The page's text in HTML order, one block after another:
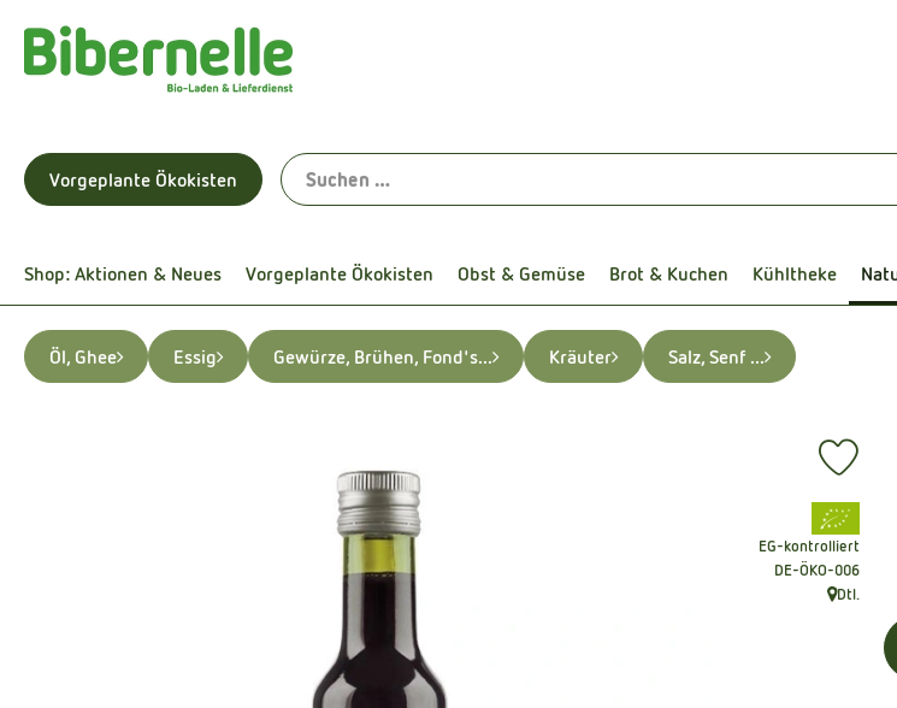
Vorgeplante Ökokisten
Shop: Aktionen & Neues Vorgeplante Ökokisten Obst & Gemüse Brot & Kuchen Kühltheke
Öl, Ghee Essig Gewürze, Brühen, Fond's... Kräuter Salz, Senf ...
, Verband:
EG-kontrolliert
, Kontrollstelle:
DE-ÖKO-006
, Herkunft:
Dtl.